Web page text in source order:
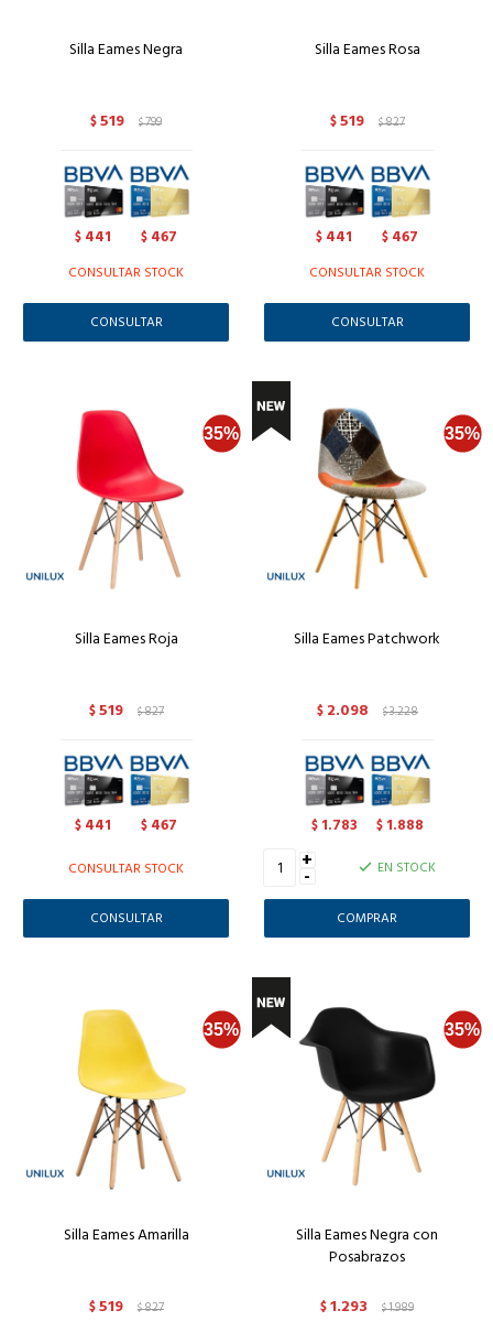
Silla Eames Negra
$519 $799
$ 441 $ 467
CONSULTAR STOCK
CONSULTAR
Silla Eames Rosa
$519 $827
$ 441 $ 467
CONSULTAR STOCK
CONSULTAR
Silla Eames Roja
$519 $827
$ 441 $ 467
CONSULTAR STOCK
CONSULTAR
Silla Eames Patchwork
$ 2.098 $3.228
$ 1.783 $ 1.888
+
- EN STOCK
Silla Eames Amarilla
$519 $827
Silla Eames Negra con
Posabrazos
$1.293 $1.989